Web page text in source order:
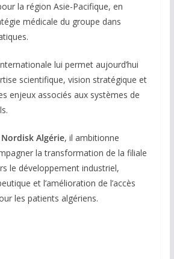
la région Asie-Pacifique, en
médicale du groupe dans
lui permet aujourd’hui
scientifique, vision stratégique et
enjeux associés aux systèmes de
Algérie, il ambitionne
la transformation de la filiale
le développement industriel,
et l’amélioration de l’accès
les patients algériens.